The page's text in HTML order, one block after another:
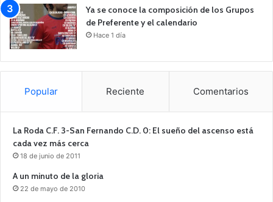
Ya se conoce la composición de los Grupos
de Preferente y el calendario
Hace 1 día
Popular Reciente Comentarios
La Roda C.F. 3-San Fernando C.D. 0: El sueño del ascenso está
cada vez más cerca
18 de junio de 2011
A un minuto de la gloria
22 de mayo de 2010